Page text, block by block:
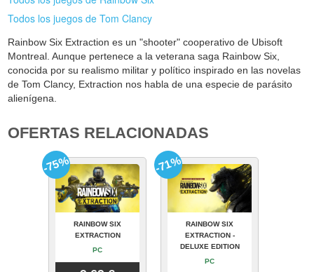
Todos los juegos de Tom Clancy
Rainbow Six Extraction es un "shooter" cooperativo de Ubisoft
Montreal. Aunque pertenece a la veterana saga Rainbow Six,
conocida por su realismo militar y político inspirado en las novelas
de Tom Clancy, Extraction nos habla de una especie de parásito
alienígena.
OFERTAS RELACIONADAS
RAINBOW SIX
EXTRACTION
PC
-75%
RAINBOW SIX
EXTRACTION -
DELUXE EDITION
PC
-71%